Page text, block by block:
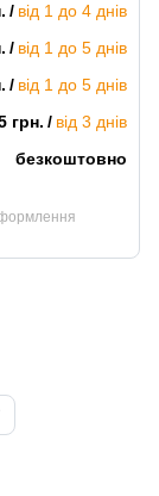
від 1 до 4 днів
від 1 до 5 днів
від 1 до 5 днів
грн.
від 3 днів
безкоштовно